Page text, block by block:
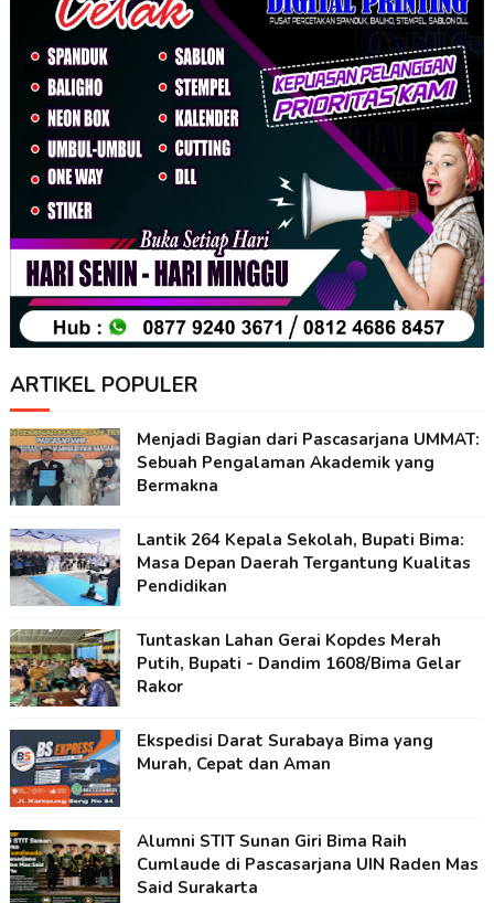
ARTIKEL POPULER
Menjadi Bagian dari Pascasarjana UMMAT:
Sebuah Pengalaman Akademik yang
Bermakna
Lantik 264 Kepala Sekolah, Bupati Bima:
Masa Depan Daerah Tergantung Kualitas
Pendidikan
Tuntaskan Lahan Gerai Kopdes Merah
Putih, Bupati - Dandim 1608/Bima Gelar
Rakor
Ekspedisi Darat Surabaya Bima yang
Murah, Cepat dan Aman
Alumni STIT Sunan Giri Bima Raih
Cumlaude di Pascasarjana UIN Raden Mas
Said Surakarta